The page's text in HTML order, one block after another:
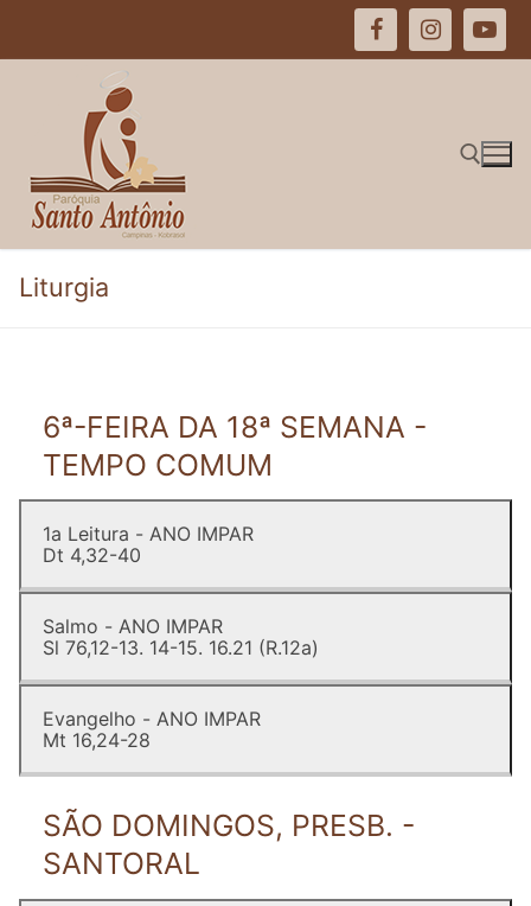
Pesquisar por:
Liturgia
6ª-FEIRA DA 18ª SEMANA -
TEMPO COMUM
1a Leitura - ANO IMPAR
Dt 4,32-40
Salmo - ANO IMPAR
Sl 76,12-13. 14-15. 16.21 (R.12a)
Evangelho - ANO IMPAR
Mt 16,24-28
SÃO DOMINGOS, PRESB. -
SANTORAL